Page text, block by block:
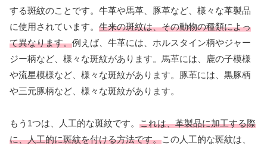
する斑紋のことです。牛革や馬革、豚革など、様々な革製品
に使用されています。 生来の斑紋は、その動物の種類によっ
て異なります。例えば、牛革には、ホルスタイン柄やジャー
ジー柄など、様々な斑紋があります。馬革には、鹿の子模様
や流星模様など、様々な斑紋があります。豚革には、黒豚柄
や三元豚柄など、様々な斑紋があります。
もう1つは、人工的な斑紋です。 これは、革製品に加工する際
に、人工的に斑紋を付ける方法です。この人工的な斑紋は、